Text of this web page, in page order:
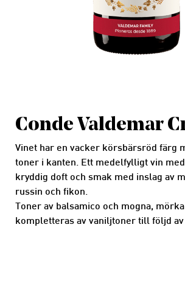
Conde Valdemar
Vinet har en vacker körsbärsröd färg
toner i kanten. Ett medelfylligt vin
kryddig doft och smak med inslag av
russin och fikon.
Toner av balsamico och mogna,
kompletteras av vaniljtoner till följd